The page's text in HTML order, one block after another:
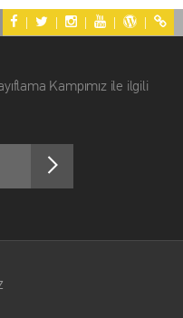
| | | | |
Kampımız ile ilgili